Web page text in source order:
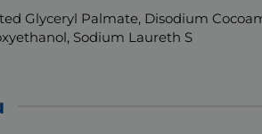
Glyceryl Palmate, Disodium
Sodium Laureth S